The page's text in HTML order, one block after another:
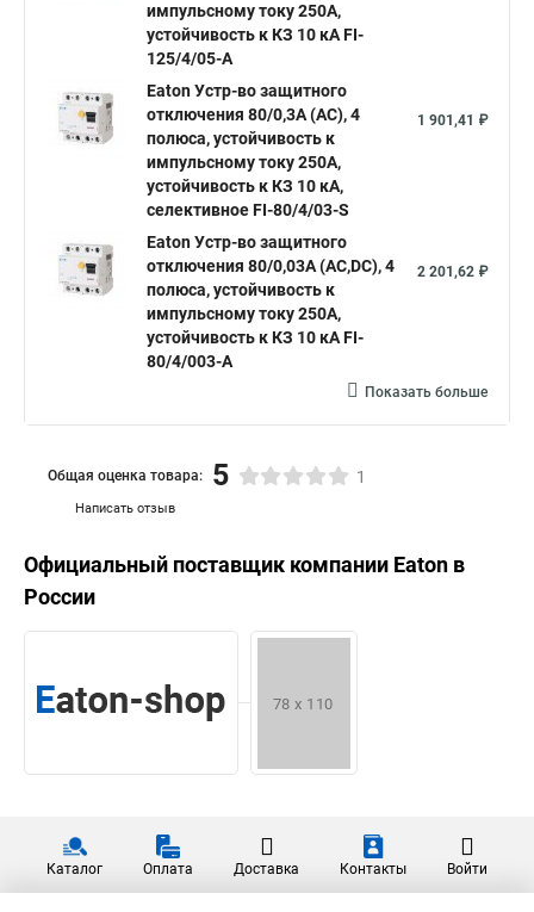
импульсному току 250А,
устойчивость к КЗ 10 кА FI-
125/4/05-A
Eaton Устр-во защитного
отключения 80/0,3А (AC), 4
полюса, устойчивость к
импульсному току 250А,
устойчивость к КЗ 10 кА,
селективное FI-80/4/03-S
1 901,41 ₽
Eaton Устр-во защитного
отключения 80/0,03А (AC,DC), 4
полюса, устойчивость к
импульсному току 250А,
устойчивость к КЗ 10 кА FI-
80/4/003-A
2 201,62 ₽
Показать больше
Написать отзыв
Общая оценка товара: 5 1
Официальный поставщик компании Eaton в
России
Каталог Оплата Доставка Контакты Войти